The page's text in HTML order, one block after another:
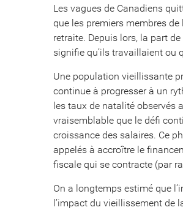
Les vagues de Canadiens
que les premiers membres
retraite. Depuis lors, la part
signifie qu’ils travaillaient ou
Une population vieillissante
continue à progresser à un
les taux de natalité observés
vraisemblable que le défi
croissance des salaires. Ce
appelés à accroître le
fiscale qui se contracte (par
On a longtemps estimé que
l’impact du vieillissement de